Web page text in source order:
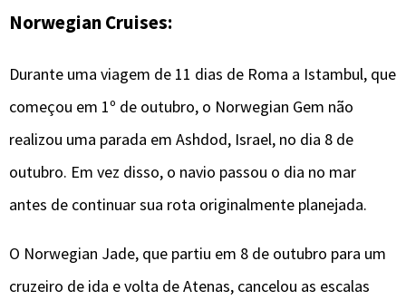
Norwegian Cruises:
Durante uma viagem de 11 dias de Roma a Istambul, que
começou em 1º de outubro, o Norwegian Gem não
realizou uma parada em Ashdod, Israel, no dia 8 de
outubro. Em vez disso, o navio passou o dia no mar
antes de continuar sua rota originalmente planejada.
O Norwegian Jade, que partiu em 8 de outubro para um
cruzeiro de ida e volta de Atenas, cancelou as escalas